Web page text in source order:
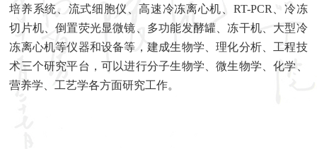
培养系统、流式细胞仪、高速冷冻离心机、 RT-PCR 、冷冻
切片机、倒置荧光显微镜、多功能发酵罐、冻干机、大型冷
冻离心机等仪器和设备等，建成生物学、理化分析、工程技
术三个研究平台，可以进行分子生物学、微生物学、化学、
营养学、工艺学各方面研究工作。